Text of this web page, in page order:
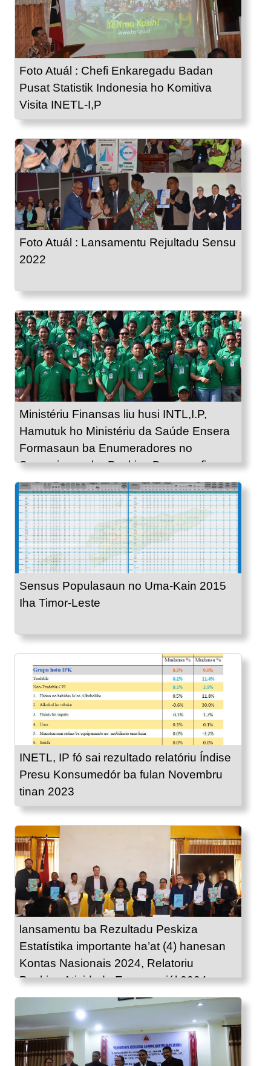
Foto Atuál : Chefi Enkaregadu Badan
Pusat Statistik Indonesia ho Komitiva
Visita INETL-I,P
Foto Atuál : Lansamentu Rejultadu Sensu
2022
Ministériu Finansas liu husi INTL,I.P,
Hamutuk ho Ministériu da Saúde Ensera
Formasaun ba Enumeradores no
Supervizores ba Peskiza Demografia no
Saúde 2025.
Sensus Populasaun no Uma-Kain 2015
Iha Timor-Leste
INETL, IP fó sai rezultado relatóriu Índise
Presu Konsumedór ba fulan Novembru
tinan 2023
lansamentu ba Rezultadu Peskiza
Estatístika importante ha’at (4) hanesan
Kontas Nasionais 2024, Relatoriu
Peskiza Atividade Emprezariál 2024,
Estatístika Komérsiu 2024 no Indise
Presu Konsumidór fulan Agostu 2025.